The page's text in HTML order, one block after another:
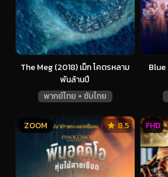
The Meg (2018) เม็ก โคตรหลาม
พันล้านปี
พากย์ไทย + ซับไทย
8.5
ZOOM FHD